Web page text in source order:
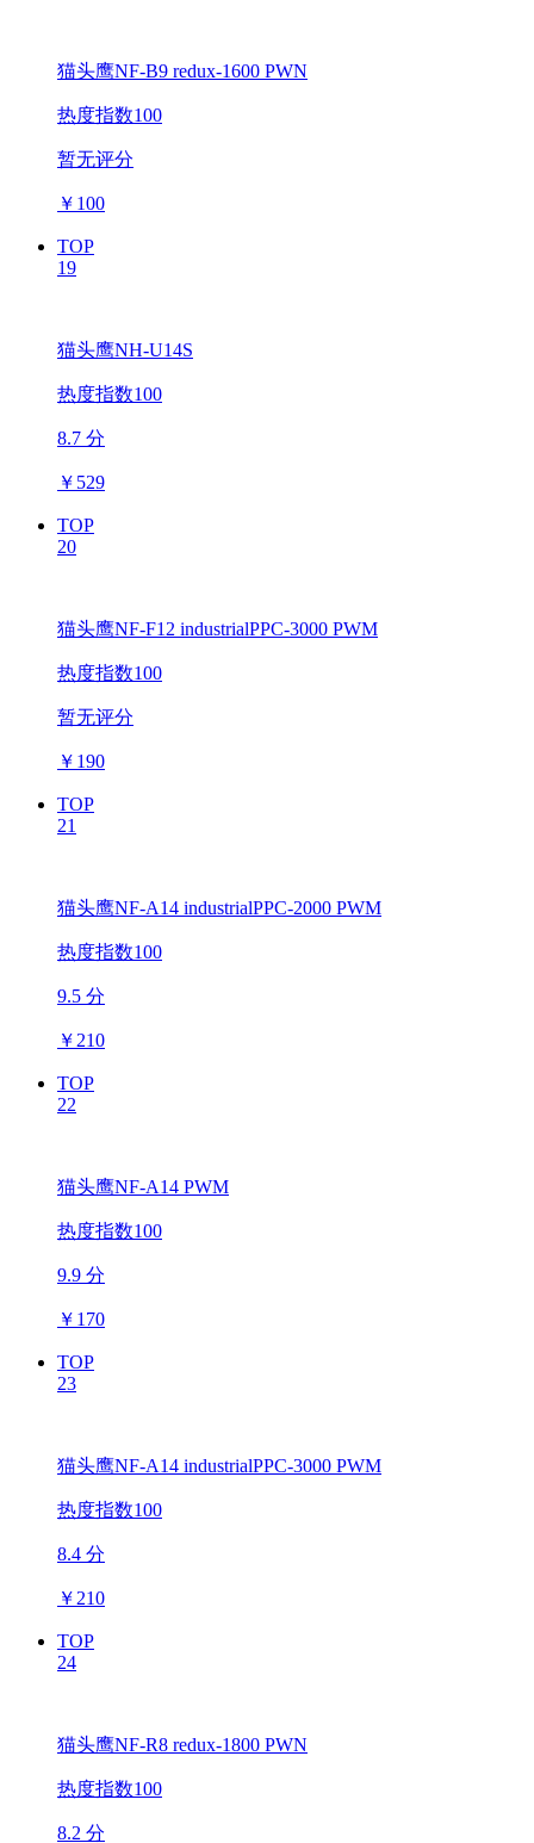
猫头鹰NF-B9 redux-1600 PWN
热度指数100
暂无评分
￥ 100
TOP
19
猫头鹰NH-U14S
热度指数100
8.7 分
￥ 529
TOP
20
猫头鹰NF-F12 industrialPPC-3000 PWM
热度指数100
暂无评分
￥ 190
TOP
21
猫头鹰NF-A14 industrialPPC-2000 PWM
热度指数100
9.5 分
￥ 210
TOP
22
猫头鹰NF-A14 PWM
热度指数100
9.9 分
￥ 170
TOP
23
猫头鹰NF-A14 industrialPPC-3000 PWM
热度指数100
8.4 分
￥ 210
TOP
24
猫头鹰NF-R8 redux-1800 PWN
热度指数100
8.2 分